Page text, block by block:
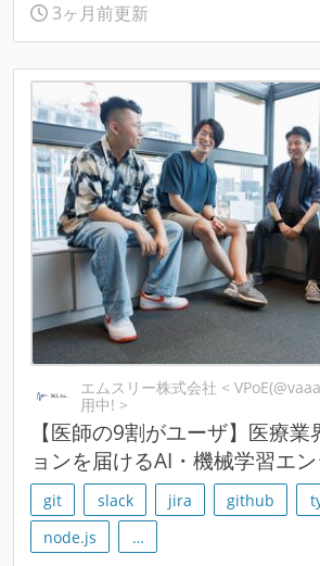
3ヶ月前更新
エムスリー株式会社 <
用中! >
【医師の9割がユーザ】医療
ョンを届けるAI・機械学習エ
git slack jira github
node.js
…